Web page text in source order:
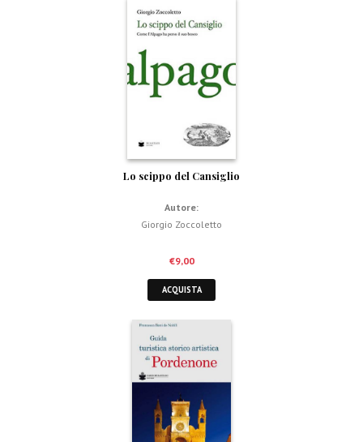
Lo scippo del Cansiglio
Autore:
Giorgio Zoccoletto
€9,00
ACQUISTA